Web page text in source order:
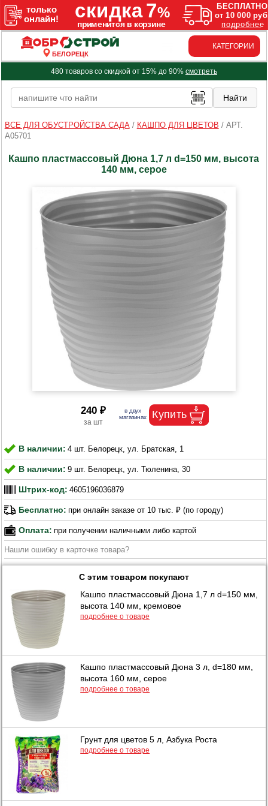
БЕЛОРЕЦК
КАТЕГОРИИ
480 товаров со скидкой от 15% до 90% смотреть
ВСЕ ДЛЯ ОБУСТРОЙСТВА САДА/ КАШПО ДЛЯ ЦВЕТОВ / АРТ.
A05701
Кашпо пластмассовый Дюна 1,7 л d=150 мм, высота
140 мм, серое
240 ₽
В наличии: 4 шт. Белорецк, ул. Братская, 1
В наличии: 9 шт. Белорецк, ул. Тюленина, 30
Штрих-код: 4605196036879
Бесплатно: при онлайн заказе от 10 тыс. ₽ (по городу)
Оплата: при получении наличными либо картой
Нашли ошибку в карточке товара?
С этим товаром покупают
Кашпо пластмассовый Дюна 1,7 л d=150 мм,
высота 140 мм, кремовое
подробнее о товаре
Кашпо пластмассовый Дюна 3 л, d=180 мм,
высота 160 мм, серое
подробнее о товаре
Грунт для цветов 5 л, Азбука Роста
подробнее о товаре